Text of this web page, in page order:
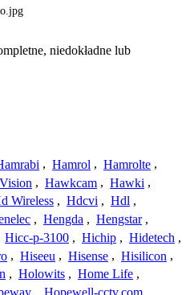
niedokładne lub
, Hamrol , Hamrolte ,
, Hawkcam , Hawki ,
Wireless , Hdcvi , Hdl ,
, Hengda , Hengstar ,
Hicc-p-3100 , Hichip , Hidetech ,
, Hiseeu , Hisense , Hisilicon ,
, Holowits , Home Life ,